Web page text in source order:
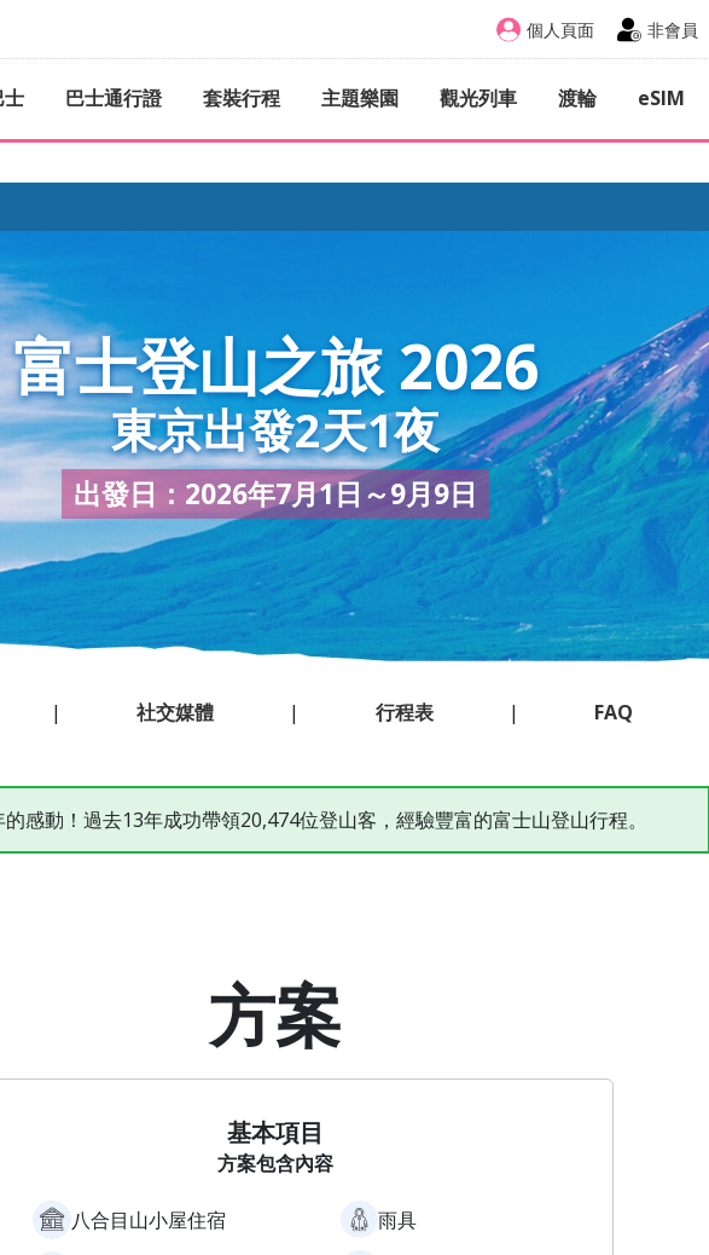
個人頁面 非會員
士 巴士通行證 套裝行程 主題樂園 觀光列車 渡輪 eSIM
富士登山之旅 2026
東京出發2天1夜
出發日：2026年7月1日～9月9日
| 社交媒體 | 行程表 | FAQ
感動！過去13年成功帶領20,474位登山客，經驗豐富的富士山登山行程。
方案
基本項目
方案包含內容
八合目山小屋住宿
雨具